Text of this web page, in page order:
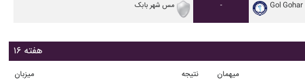
مس شهر بابک - Gol Gohar
هفته ۱۶
میزبان نتیجه میهمان